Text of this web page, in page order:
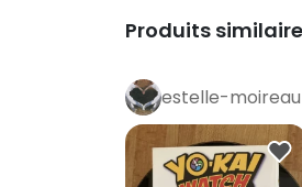
Produits
estelle-moireau